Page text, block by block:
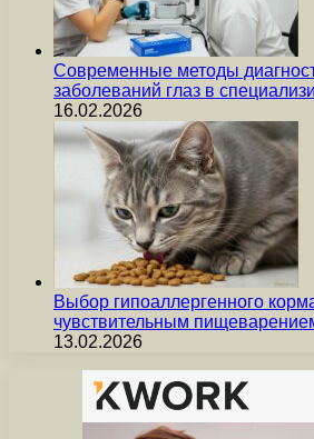
Современные методы
заболеваний глаз в
16.02.2026
Выбор гипоаллергенного
чувствительным
13.02.2026